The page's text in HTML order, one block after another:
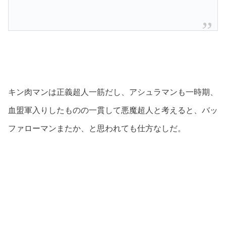
キン肉マンは正義超人一筋だし、アシュラマンも一時期、
血盟軍入りしたものの一貫して悪魔超人と考えると、バッ
ファローマンまたか、と思われても仕方なしだ。